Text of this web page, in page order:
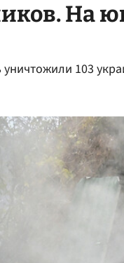
На
103